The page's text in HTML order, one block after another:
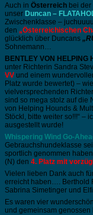
Auch in Österreich bei der
unser Duncan –
Zwischenklasse –
den „Österreichischen
glücklich über Duncans
Sohnemann…
BENTLEY VON HELPING
unter Richterin Sandra
VV und einem
Platz wurde bewertet) –
vielversprechenden
sind so mega stolz auf die
von Helping Hounds &
Stöckl, bitte weiter so!!!“ –
ausgestellt wurde!
Whispering Wind Go-
Gebrauchshundeklasse
sportlich genommen
(N) den 4. Platz mit
Vielen lieben Dank auch
erreicht haben…. Berthold
Sabrina Simetinger und
Es waren vier
und gemeinsam genossen